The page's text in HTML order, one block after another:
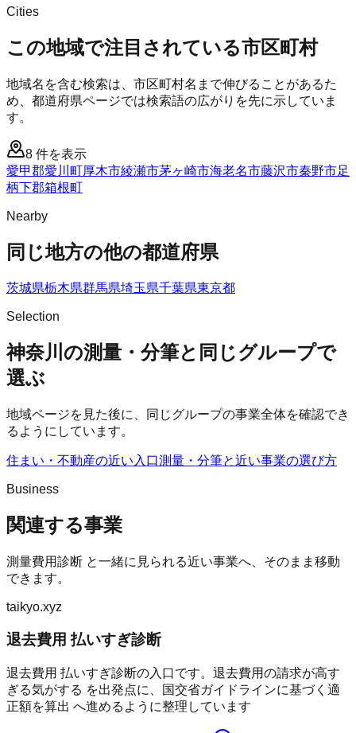
Cities
この地域で注目されている市区町村
地域名を含む検索は、市区町村名まで伸びることがあるた
め、都道府県ページでは検索語の広がりを先に示していま
す。
8 件を表示
愛甲郡愛川町厚木市綾瀬市茅ヶ崎市海老名市藤沢市秦野市足
柄下郡箱根町
Nearby
同じ地方の他の都道府県
茨城県栃木県群馬県埼玉県千葉県東京都
Selection
神奈川の測量・分筆と同じグループで
選ぶ
地域ページを見た後に、同じグループの事業全体を確認でき
るようにしています。
住まい・不動産の近い入口測量・分筆と近い事業の選び方
Business
関連する事業
測量費用診断 と一緒に見られる近い事業へ、そのまま移動
できます。
taikyo.xyz
退去費用 払いすぎ診断
退去費用 払いすぎ診断の入口です。退去費用の請求が高す
ぎる気がする を出発点に、国交省ガイドラインに基づく適
正額を算出 へ進めるように整理しています